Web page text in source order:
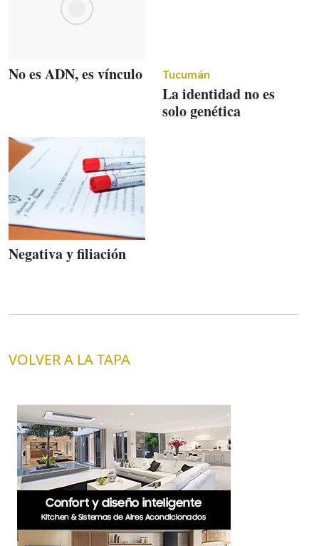
No es ADN, es vínculo Tucumán
La identidad no es
solo genética
Negativa y filiación
VOLVER A LA TAPA